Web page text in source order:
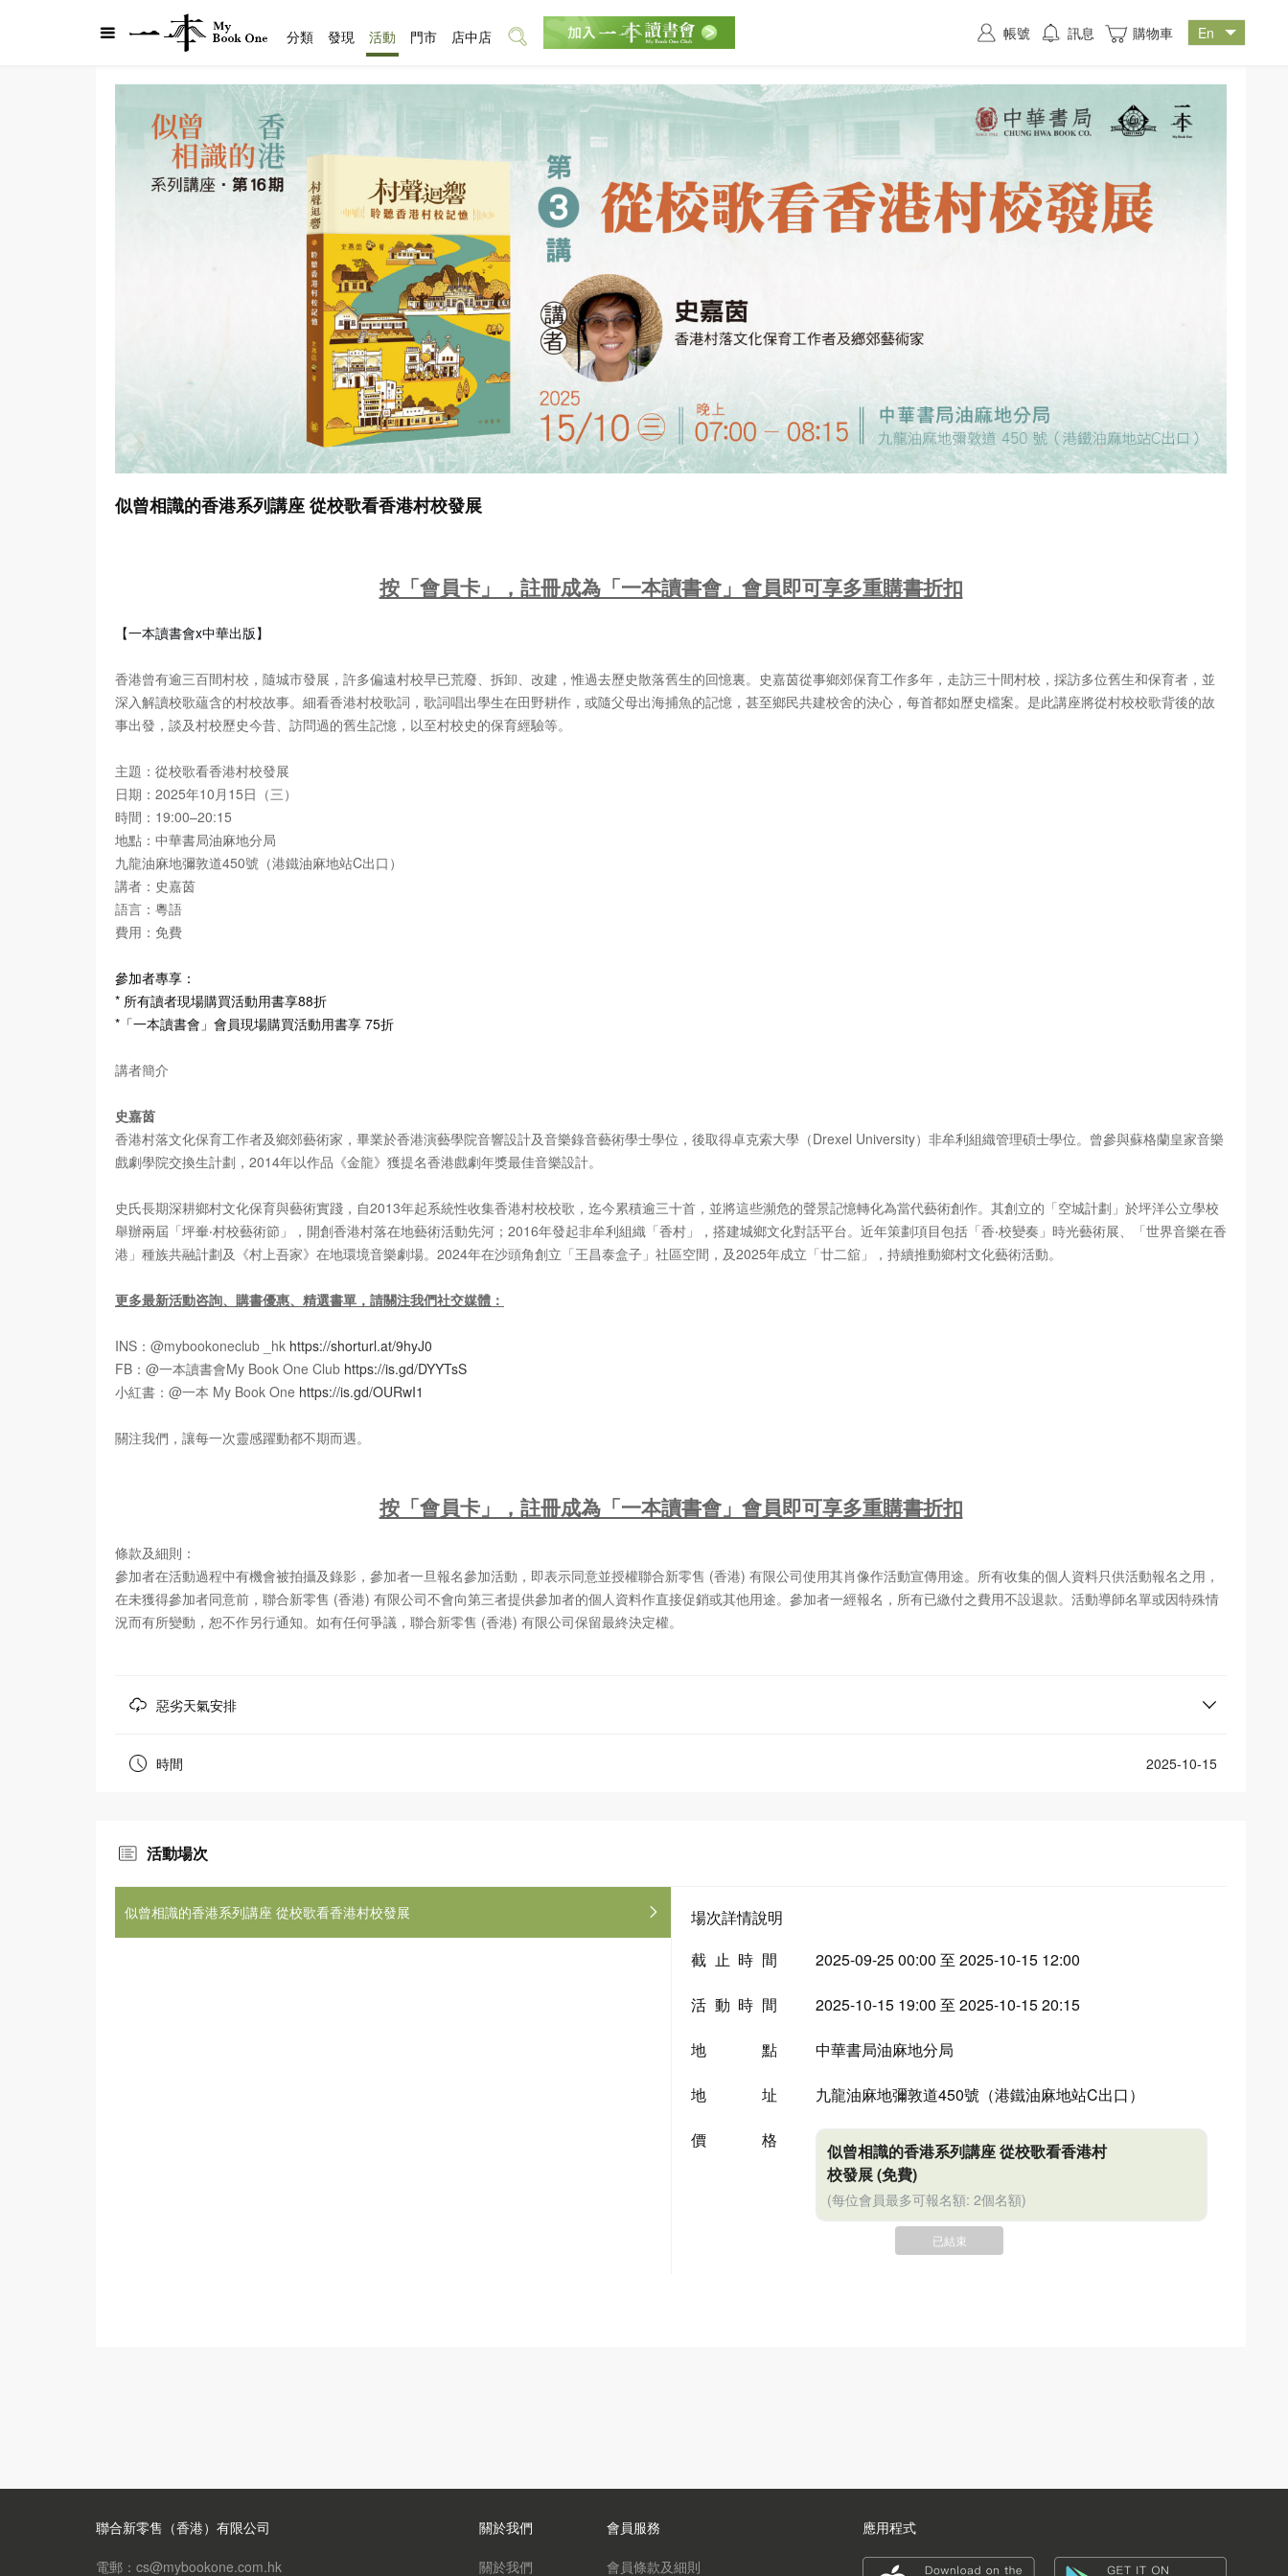
似曾相識的香港系列講座 從校歌看香港村校發展
按「會員卡」，註冊成為「一本讀書會」會員即可享多重購書折扣
【一本讀書會x中華出版】
香港曾有逾三百間村校，隨城市發展，許多偏遠村校早已荒廢、拆卸、改建，惟過去歷史散落舊生的回憶裏。史嘉茵從事鄉郊保育工作多年，走訪三十間村校，採訪多位舊生和保育者，並
深入解讀校歌蘊含的村校故事。細看香港村校歌詞，歌詞唱出學生在田野耕作，或隨父母出海捕魚的記憶，甚至鄉民共建校舍的決心，每首都如歷史檔案。是此講座將從村校校歌背後的故
事出發，談及村校歷史今昔、訪問過的舊生記憶，以至村校史的保育經驗等。
主題：從校歌看香港村校發展
日期：2025年10月15日（三）
時間：19:00–20:15
地點：中華書局油麻地分局
九龍油麻地彌敦道450號（港鐵油麻地站C出口）
講者：史嘉茵
語言：粵語
費用：免費
參加者專享：
* 所有讀者現場購買活動用書享88折
*「一本讀書會」會員現場購買活動用書享 75折
講者簡介
史嘉茵
香港村落文化保育工作者及鄉郊藝術家，畢業於香港演藝學院音響設計及音樂錄音藝術學士學位，後取得卓克索大學（Drexel University）非牟利組織管理碩士學位。曾參與蘇格蘭皇家音樂
戲劇學院交換生計劃，2014年以作品《金龍》獲提名香港戲劇年獎最佳音樂設計。
史氏長期深耕鄉村文化保育與藝術實踐，自2013年起系統性收集香港村校校歌，迄今累積逾三十首，並將這些瀕危的聲景記憶轉化為當代藝術創作。其創立的「空城計劃」於坪洋公立學校
舉辦兩屆「坪輋‧村校藝術節」，開創香港村落在地藝術活動先河；2016年發起非牟利組織「香村」，搭建城鄉文化對話平台。近年策劃項目包括「香‧校變奏」時光藝術展、「世界音樂在香
港」種族共融計劃及《村上吾家》在地環境音樂劇場。2024年在沙頭角創立「王昌泰盒子」社區空間，及2025年成立「廿二舘」，持續推動鄉村文化藝術活動。
更多最新活動咨詢、購書優惠、精選書單，請關注我們社交媒體：
INS：@mybookoneclub _hk https://shorturl.at/9hyJ0
FB：@一本讀書會My Book One Club https://is.gd/DYYTsS
小紅書：@一本 My Book One https://is.gd/OURwI1
關注我們，讓每一次靈感躍動都不期而遇。
按「會員卡」，註冊成為「一本讀書會」會員即可享多重購書折扣
條款及細則：
參加者在活動過程中有機會被拍攝及錄影，參加者一旦報名參加活動，即表示同意並授權聯合新零售 (香港) 有限公司使用其肖像作活動宣傳用途。所有收集的個人資料只供活動報名之用，
在未獲得參加者同意前，聯合新零售 (香港) 有限公司不會向第三者提供參加者的個人資料作直接促銷或其他用途。參加者一經報名，所有已繳付之費用不設退款。活動導師名單或因特殊情
況而有所變動，恕不作另行通知。如有任何爭議，聯合新零售 (香港) 有限公司保留最終決定權。
惡劣天氣安排
時間 2025-10-15
活動場次
似曾相識的香港系列講座 從校歌看香港村校發展
場次詳情說明
截止時間
2025-09-25 00:00 至 2025-10-15 12:00
活動時間 2025-10-15 19:00 至 2025-10-15 20:15
地點 中華書局油麻地分局
地址 九龍油麻地彌敦道450號（港鐵油麻地站C出口）
價格
似曾相識的香港系列講座 從校歌看香港村
校發展(免費)
(每位會員最多可報名額: 2個名額)
已結束
分類 發現 活動 門市 店中店 帳號 訊息 購物車
聯合新零售（香港）有限公司
電郵：cs@mybookone.com.hk
關於我們
關於我們
會員服務
會員條款及細則
應用程式